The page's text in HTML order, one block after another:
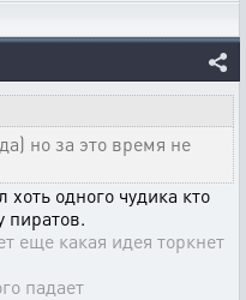
но за это время не
одного чудика кто
пиратов.
еще какая идея торкнет
падает